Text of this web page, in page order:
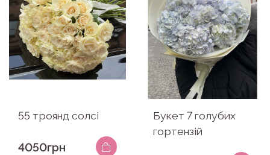
55 троянд солсі
4050грн
Букет 7 голубих
гортензій